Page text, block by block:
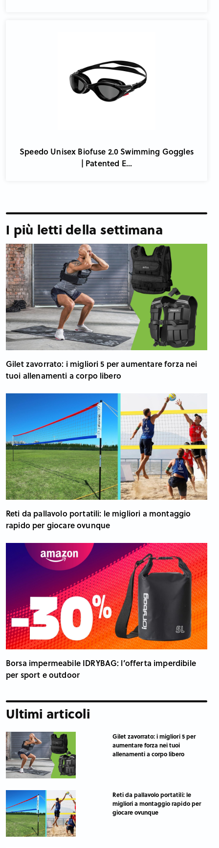
Speedo Unisex Biofuse 2.0 Swimming Goggles
| Patented E...
I più letti della settimana
Gilet zavorrato: i migliori 5 per aumentare forza nei
tuoi allenamenti a corpo libero
Reti da pallavolo portatili: le migliori a montaggio
rapido per giocare ovunque
Borsa impermeabile IDRYBAG: l’offerta imperdibile
per sport e outdoor
Ultimi articoli
Gilet zavorrato: i migliori 5 per
aumentare forza nei tuoi
allenamenti a corpo libero
Reti da pallavolo portatili: le
migliori a montaggio rapido per
giocare ovunque